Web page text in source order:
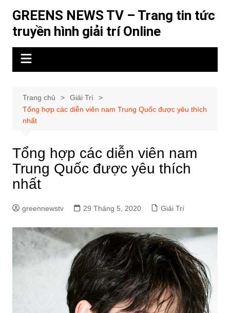
đến
phần
GREENS NEWS TV – Trang tin tức
truyền hình giải trí Online
Trang chủ
Giải Trí
Tổng hợp các diễn viên nam Trung Quốc được yêu thích
nhất
Tổng hợp các diễn viên nam
Trung Quốc được yêu thích
nhất
greennewstv 29 Tháng 5, 2020 Giải Trí